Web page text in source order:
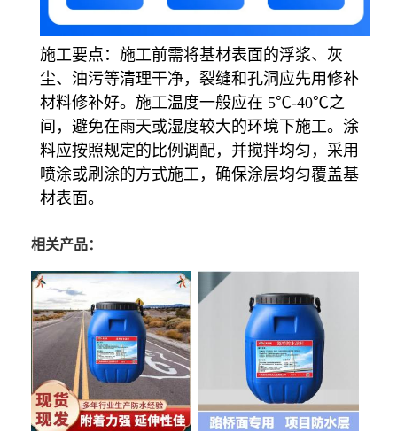
施工要点 ：施工前需将基材表面的浮浆、灰
尘、油污等清理干净，裂缝和孔洞应先用修补
材料修补好。施工温度一般应在 5℃-40℃之
间，避免在雨天或湿度较大的环境下施工。涂
料应按照规定的比例调配，并搅拌均匀，采用
喷涂或刷涂的方式施工，确保涂层均匀覆盖基
材表面。
相关产品：